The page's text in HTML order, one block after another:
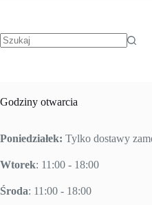
Godziny otwarcia
Poniedziałek: Tylko dostawy
Wtorek: 11:00 - 18:00
Środa: 11:00 - 18:00